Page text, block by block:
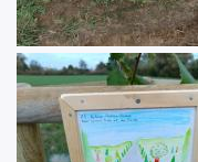
Image